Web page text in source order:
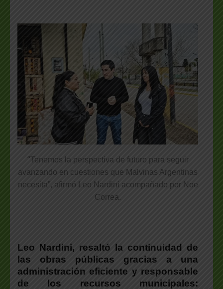
“Tenemos la perspectiva de futuro para seguir
avanzando en cuestiones que Malvinas Argentinas
necesita”, afirmó Leo Nardini acompañado por Noe
Correa.
Leo Nardini, resaltó la continuidad de
las obras públicas gracias a una
administración eficiente y responsable
de los recursos municipales: